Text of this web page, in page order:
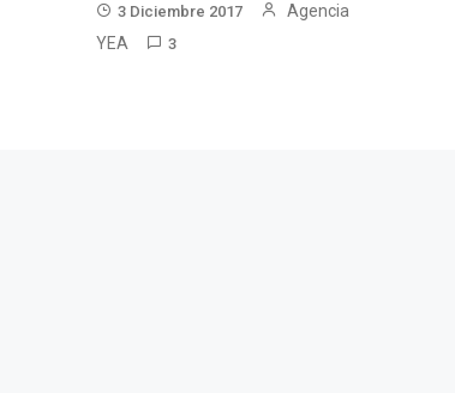
3 Diciembre 2017
Agencia
YEA
3